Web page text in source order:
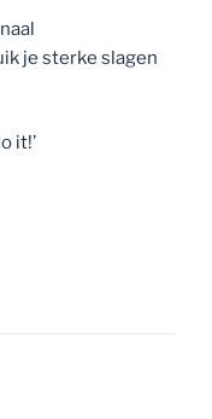
je sterke slagen
it!’